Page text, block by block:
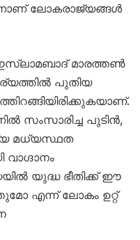
ലോകരാജ്യങ്ങൾ
മാരത്തൺ
പുതിയ
സംസാരിച്ച പുടിൻ,
മധ്യസ്ഥത
യുദ്ധ ഭീതിക്ക് ഈ
എന്ന് ലോകം ഉറ്റ്